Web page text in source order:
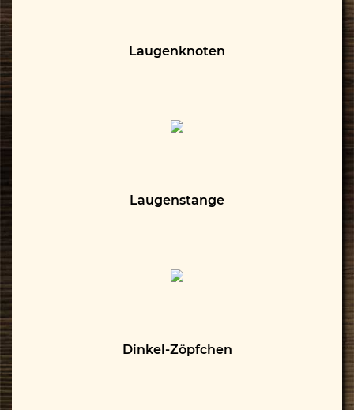
Laugenknoten
Laugenstange
Dinkel-Zöpfchen